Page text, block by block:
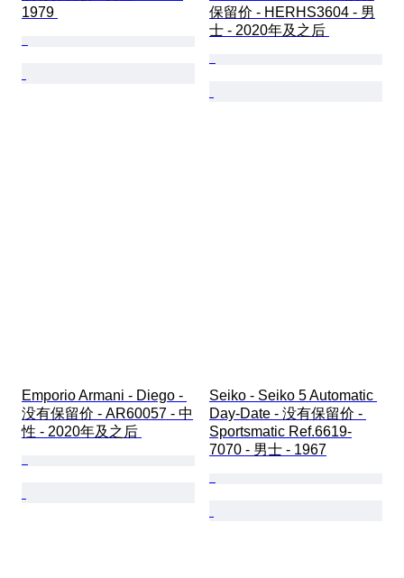
1979
保留价 - HERHS3604 - 男
士 - 2020年及之后
Emporio Armani - Diego -
没有保留价 - AR60057 - 中
性 - 2020年及之后
Seiko - Seiko 5 Automatic
Day-Date - 没有保留价 -
Sportsmatic Ref.6619-
7070 - 男士 - 1967